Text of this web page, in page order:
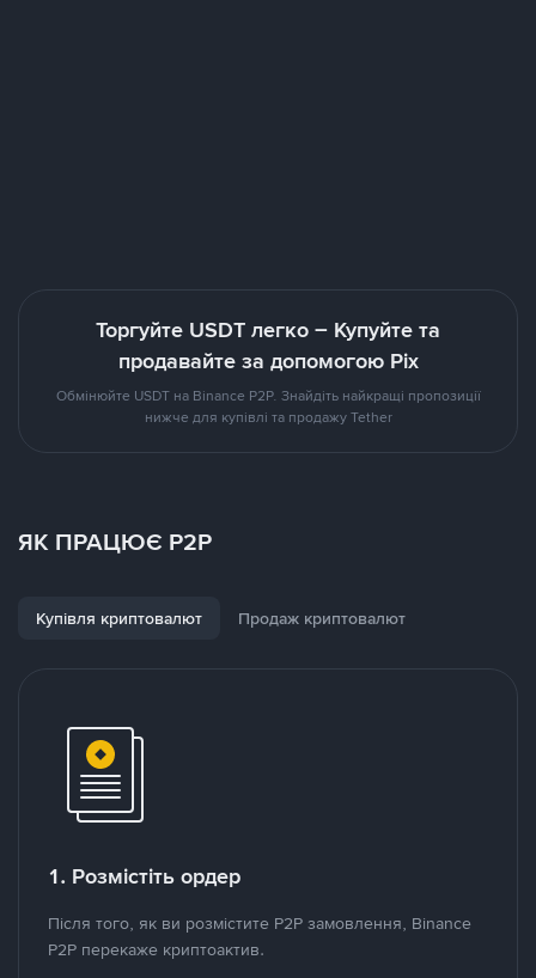
Торгуйте USDT легко – Купуйте та
продавайте за допомогою Pix
Обмінюйте USDT на Binance P2P. Знайдіть найкращі пропозиції
нижче для купівлі та продажу Tether
ЯК ПРАЦЮЄ P2P
Купівля криптовалют Продаж криптовалют
1. Розмістіть ордер
Після того, як ви розмістите P2P замовлення, Binance
P2P перекаже криптоактив.